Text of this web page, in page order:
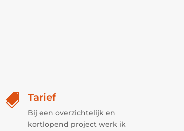
 Tarief
Bij een overzichtelijk en
kortlopend project werk ik